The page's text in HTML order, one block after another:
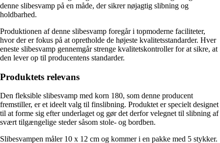
denne slibesvamp på en måde, der sikrer nøjagtig slibning og
holdbarhed.
Produktionen af denne slibesvamp foregår i topmoderne faciliteter,
hvor der er fokus på at opretholde de højeste kvalitetsstandarder. Hver
eneste slibesvamp gennemgår strenge kvalitetskontroller for at sikre, at
den lever op til producentens standarder.
Produktets relevans
Den fleksible slibesvamp med korn 180, som denne producent
fremstiller, er et ideelt valg til finslibning. Produktet er specielt designet
til at forme sig efter underlaget og gør det derfor velegnet til slibning af
svært tilgængelige steder såsom stole- og bordben.
Slibesvampen måler 10 x 12 cm og kommer i en pakke med 5 stykker.